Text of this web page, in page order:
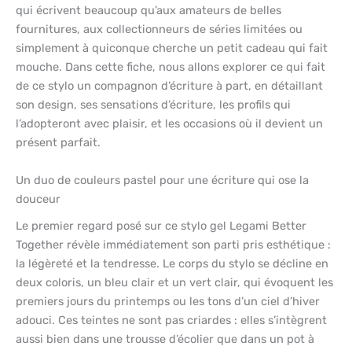
qui écrivent beaucoup qu’aux amateurs de belles
fournitures, aux collectionneurs de séries limitées ou
simplement à quiconque cherche un petit cadeau qui fait
mouche. Dans cette fiche, nous allons explorer ce qui fait
de ce stylo un compagnon d’écriture à part, en détaillant
son design, ses sensations d’écriture, les profils qui
l’adopteront avec plaisir, et les occasions où il devient un
présent parfait.
Un duo de couleurs pastel pour une écriture qui ose la
douceur
Le premier regard posé sur ce stylo gel Legami Better
Together révèle immédiatement son parti pris esthétique :
la légèreté et la tendresse. Le corps du stylo se décline en
deux coloris, un bleu clair et un vert clair, qui évoquent les
premiers jours du printemps ou les tons d’un ciel d’hiver
adouci. Ces teintes ne sont pas criardes : elles s’intègrent
aussi bien dans une trousse d’écolier que dans un pot à